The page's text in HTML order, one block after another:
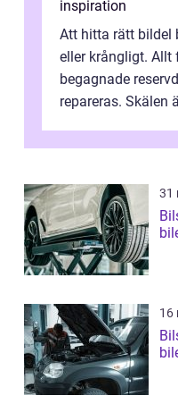
inspiration
Att hitta rätt bildel
eller krångligt. Allt
begagnade
repareras. Skälen
31
16